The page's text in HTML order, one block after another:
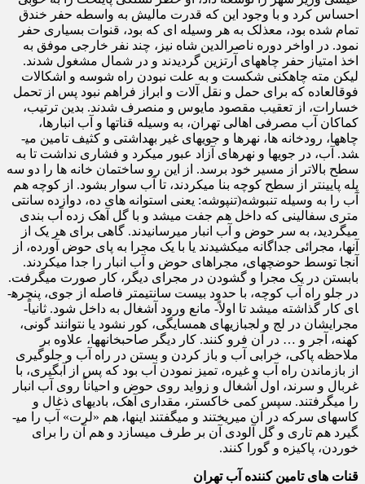
احساس کرد و با وجود این که قدرت مالیش به واسطه حفر خندق
تمام شده بود، معذلک به هر وسیله ای که بود، قنوات بسیاری حفر
نمود. در اواخر دوره ناصرالدین شاه نیز، چند نفر خارجی موفق به
اخذ امتیاز حفر چاههای آرتزین گردیدند و در شمال مشغول شدند.
لیکن مته چاهکنی شکست و به علت نبودن راه شوسه و اشکالات
فوق­العاده که برای حمل و نقل آلات و ابراز فراهم نبود پس از تحمل
خسارات، از تعقیب مقصود مایوس و منصرف شدند. بدین ترتیب،
کماکان آب مصرفی اهالی تهران، به وسیله قناتها و آب انبارها،
چاهها، رودخانه ها، نهرها و جویهای غیر بهداشتی و کثیف تامین می­
شد. آب، در جویها و نهرهای آزاد عبور می­کرد و فشاری نداشت تا به
سطح بالاتر از مسیر خود برسد. از این رو ساختمان خانه ها را دو سه
پله پایین­تر از سطح کوچه بنا می­کردند، تا آب سوار بشود. از کوچه هم
آب را به وسیله تنبوشه(تنپوشه: یعنی استوانه های ده، دوازده سانتی
متری سفالینی که داخل هم جفت می­شد و با گل آهک زده آب بندی
می­گردید، به سر حوض و آب انبار می­رسانیدند. گاهی برای هر یک از
آنها، مجرائی جداگانه می­کشیدند یا با یک مجرا به پای حوض آورده، از
آنجا توسط حوضچه­ای، مجراهای حوض و آب انبار را جدا می­کردند.
بابستن در یک مجرا و گشودن در مجرای دیگر، کار صورت می­گرفت.
در جلو راه آب کوچه، با حدود بیست سانتیمتر فاصله از جوی، پنجره­
ای کار گذاشته می­شد تا اولاً- مانع ورود آشغال به داخل شود. ثانیاً-
مجرایشان در لج و لجبازی­های همسایگی، کور نشود یا نتوانند گونی،
کهنه، آجر و … در آن فرو کنند. کار دیگر صاحبخانه­ها، علاوه بر
ملاحظه پاکی، خرابی آب و باز کردن و بستن در راه آب و جلوگیری
از بازماندن راه آب و غیره، تمیز نمودن آب بود که پس از آبگیری، با
غربال و سرند، اول آشغال و زواید روی حوض و احیاناً روی آب انبار
را می­گرفتند. سپس کمی خاکستر، مقداری آهک، بادیه­ای ذغال و
کاسه­ای سرکه در آن می­ریختند و می­گفتند اینها، هم «لرت» آب را می­
گیرد هم تاری و گل آلودی آن بر طرف می­سازد و هم آن را برای
خوردن، پاکیزه و گورا کنند.
قنات های تامین کننده آب تهران